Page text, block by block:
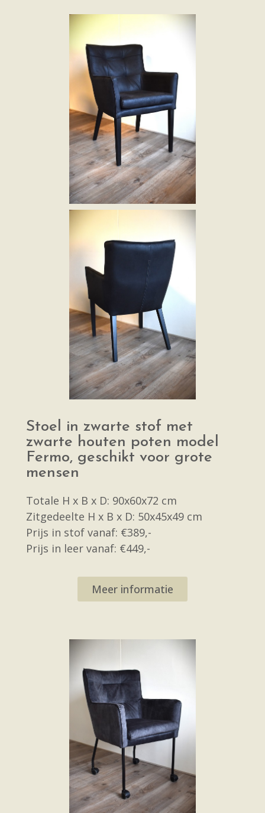
Stoel in zwarte stof met
zwarte houten poten model
Fermo, geschikt voor grote
mensen
Totale H x B x D: 90x60x72 cm
Zitgedeelte H x B x D: 50x45x49 cm
Prijs in stof vanaf: €389,-
Prijs in leer vanaf: €449,-
Meer informatie